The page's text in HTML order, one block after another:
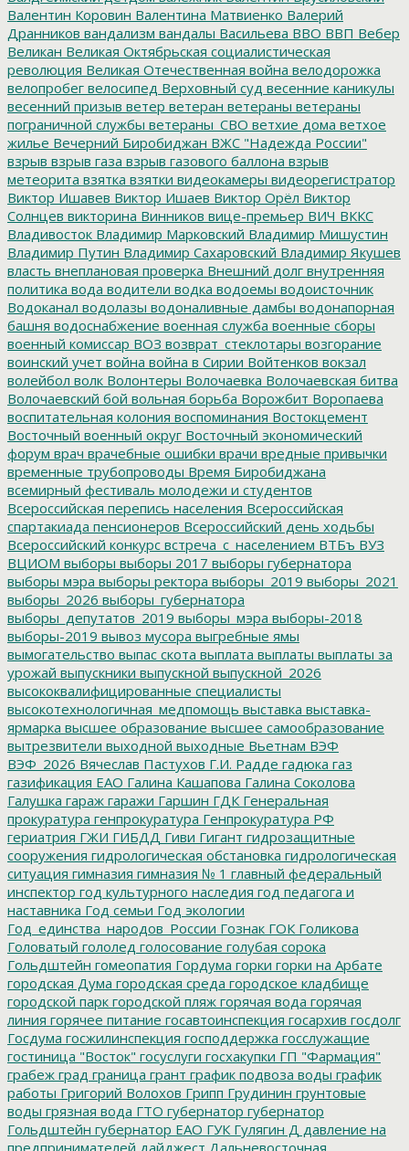
Валентин Коровин Валентина Матвиенко Валерий
Дранников вандализм вандалы Васильева ВВО ВВП Вебер
Великан Великая Октябрьская социалистическая
революция Великая Отечественная война велодорожка
велопробег велосипед Верховный суд весенние каникулы
весенний призыв ветер ветеран ветераны ветераны
пограничной службы ветераны_СВО ветхие дома ветхое
жилье Вечерний Биробиджан ВЖС "Надежда России"
взрыв взрыв газа взрыв газового баллона взрыв
метеорита взятка взятки видеокамеры видеорегистратор
Виктор Ишавев Виктор Ишаев Виктор Орёл Виктор
Солнцев викторина Винников вице-премьер ВИЧ ВККС
Владивосток Владимир Марковский Владимир Мишустин
Владимир Путин Владимир Сахаровский Владимир Якушев
власть внеплановая проверка Внешний долг внутренняя
политика вода водители водка водоемы водоисточник
Водоканал водолазы водоналивные дамбы водонапорная
башня водоснабжение военная служба военные сборы
военный комиссар ВОЗ возврат_стеклотары возгорание
воинский учет война война в Сирии Войтенков вокзал
волейбол волк Волонтеры Волочаевка Волочаевская битва
Волочаевский бой вольная борьба Ворожбит Воропаева
воспитательная колония воспоминания Востокцемент
Восточный военный округ Восточный экономический
форум врач врачебные ошибки врачи вредные привычки
временные трубопроводы Время Биробиджана
всемирный фестиваль молодежи и студентов
Всероссийская перепись населения Всероссийская
спартакиада пенсионеров Всероссийский день ходьбы
Всероссийский конкурс встреча_с_населением ВТБъ ВУЗ
ВЦИОМ выборы выборы 2017 выборы губернатора
выборы мэра выборы ректора выборы_2019 выборы_2021
выборы_2026 выборы_губернатора
выборы_депутатов_2019 выборы_мэра выборы-2018
выборы-2019 вывоз мусора выгребные ямы
вымогательство выпас скота выплата выплаты выплаты за
урожай выпускники выпускной выпускной_2026
высококвалифицированные специалисты
высокотехнологичная_медпомощь выставка выставка-
ярмарка высшее образование высшее самообразование
вытрезвители выходной выходные Вьетнам ВЭФ
ВЭФ_2026 Вячеслав Пастухов Г.И. Радде гадюка газ
газификация ЕАО Галина Кашапова Галина Соколова
Галушка гараж гаражи Гаршин ГДК Генеральная
прокуратура генпрокуратура Генпрокуратура РФ
гериатрия ГЖИ ГИБДД Гиви Гигант гидрозащитные
сооружения гидрологическая обстановка гидрологическая
ситуация гимназия гимназия № 1 главный федеральный
инспектор год культурного наследия год педагога и
наставника Год семьи Год экологии
Год_единства_народов_России Гознак ГОК Голикова
Головатый гололед голосование голубая сорока
Гольдштейн гомеопатия Гордума горки горки на Арбате
городская Дума городская среда городское кладбище
городской парк городской пляж горячая вода горячая
линия горячее питание госавтоинспекция госархив госдолг
Госдума госжилинспекция господдержка госслужащие
гостиница "Восток" госуслуги госхакупки ГП "Фармация"
грабеж град граница грант график подвоза воды график
работы Григорий Волохов Грипп Грудинин грунтовые
воды грязная вода ГТО губернатор губернатор
Гольдштейн губернатор ЕАО ГУК Гулягин Д давление на
предпринимателей дайджест Дальневосточная